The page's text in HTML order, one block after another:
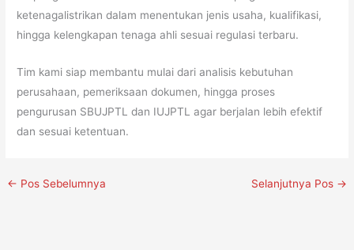
ketenagalistrikan dalam menentukan jenis usaha, kualifikasi,
hingga kelengkapan tenaga ahli sesuai regulasi terbaru.
Tim kami siap membantu mulai dari analisis kebutuhan
perusahaan, pemeriksaan dokumen, hingga proses
pengurusan SBUJPTL dan IUJPTL agar berjalan lebih efektif
dan sesuai ketentuan.
← Pos Sebelumnya Selanjutnya Pos →